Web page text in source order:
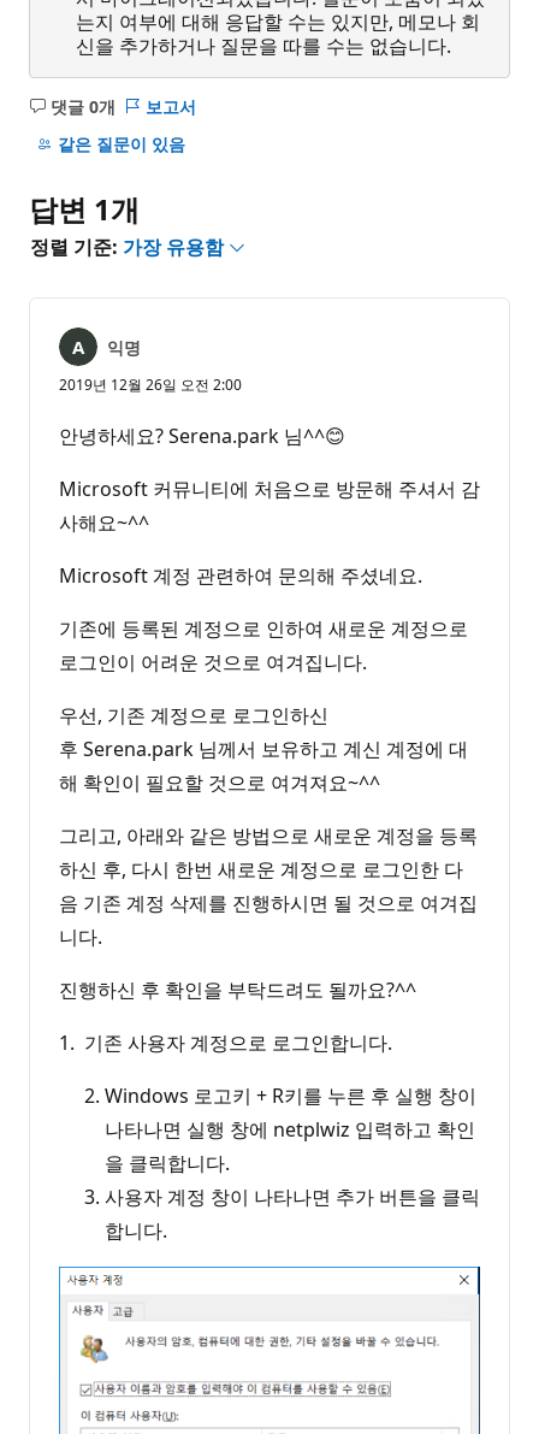
는지 여부에 대해 응답할 수는 있지만, 메모나 회
신을 추가하거나 질문을 따를 수는 없습니다.
댓글 0개
설
명
음
보고서
같은 질문이 있음
답변 1개
정렬 기준: 가장 유용함
익명
2019년 12월 26일 오전 2:00
안녕하세요? Serena.park 님^^😊
Microsoft 커뮤니티에 처음으로 방문해 주셔서 감
사해요~^^
Microsoft 계정 관련하여 문의해 주셨네요.
기존에 등록된 계정으로 인하여 새로운 계정으로
로그인이 어려운 것으로 여겨집니다.
우선, 기존 계정으로 로그인하신
후 Serena.park 님께서 보유하고 계신 계정에 대
해 확인이 필요할 것으로 여겨져요~^^
그리고, 아래와 같은 방법으로 새로운 계정을 등록
하신 후, 다시 한번 새로운 계정으로 로그인한 다
음 기존 계정 삭제를 진행하시면 될 것으로 여겨집
니다.
진행하신 후 확인을 부탁드려도 될까요?^^
1. 기존 사용자 계정으로 로그인합니다.
Windows 로고키 + R키를 누른 후 실행 창이
나타나면 실행 창에 netplwiz 입력하고 확인
을 클릭합니다.
사용자 계정 창이 나타나면 추가 버튼을 클릭
합니다.